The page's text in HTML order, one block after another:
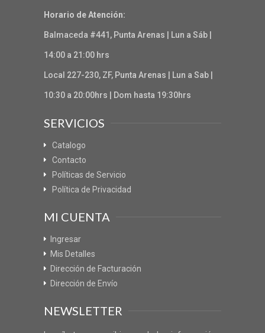
Horario de Atención:
Balmaceda #441, Punta Arenas | Lun a Sáb |
14:00 a 21:00 hrs
Local 227-230, ZF, Punta Arenas | Lun a Sab |
10:30 a 20:00hrs | Dom hasta 19:30hrs
SERVICIOS
Catalogo
Contacto
Políticas de Servicio
Política de Privacidad
MI CUENTA
Ingresar
Mis Detalles
Dirección de Facturación
Dirección de Envío
NEWSLETTER